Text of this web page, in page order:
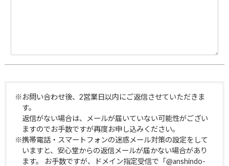
※お問い合わせ後、2営業日以内にご返信させていただきま
す。
返信がない場合は、メールが届いていない可能性がござい
ますのでお手数ですが再度お申し込みください。
※携帯電話・スマートフォンの迷惑メール対策の設定をして
いますと、安心堂からの返信メールが届かない場合があり
ます。 お手数ですが、ドメイン指定受信で「@anshindo-